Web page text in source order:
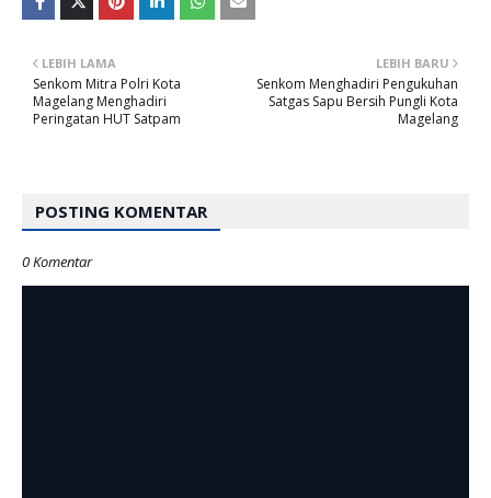
LEBIH BARU
Senkom Menghadiri Pengukuhan
Satgas Sapu Bersih Pungli Kota
Magelang
LEBIH LAMA
Senkom Mitra Polri Kota
Magelang Menghadiri
Peringatan HUT Satpam
POSTING KOMENTAR
0 Komentar